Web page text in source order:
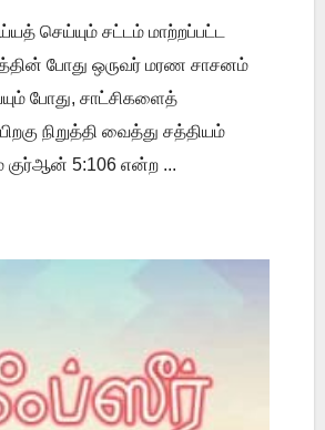
செய்யும் சட்டம் மாற்றப்பட்ட
போது ஒருவர் மரண சாசனம்
போது, சாட்சிகளைத்
நிறுத்தி வைத்து சத்தியம்
5:106 என்ற ...